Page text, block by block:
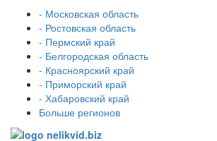
- Московская область
- Ростовская область
- Пермский край
- Белгородская область
- Красноярский край
- Приморский край
- Хабаровский край
Больше регионов